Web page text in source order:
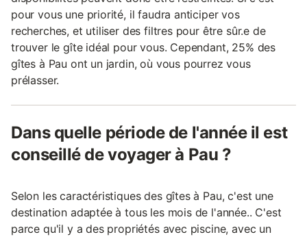
pour vous une priorité, il faudra anticiper vos
recherches, et utiliser des filtres pour être sûr.e de
trouver le gîte idéal pour vous. Cependant, 25% des
gîtes à Pau ont un jardin, où vous pourrez vous
prélasser.
Dans quelle période de l'année il est
conseillé de voyager à Pau ?
Selon les caractéristiques des gîtes à Pau, c'est une
destination adaptée à tous les mois de l'année.. C'est
parce qu'il y a des propriétés avec piscine, avec un